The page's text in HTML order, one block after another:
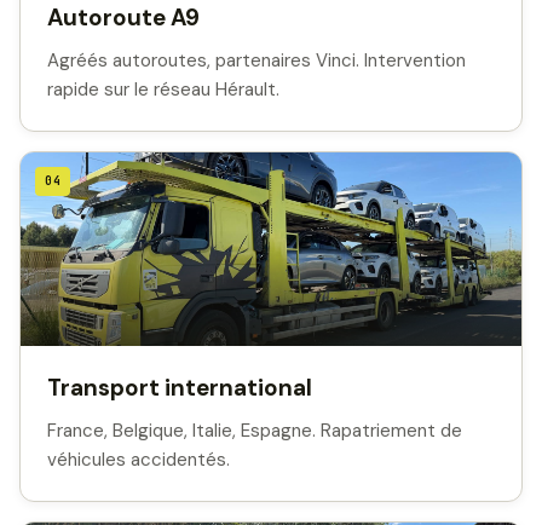
Autoroute A9
Agréés autoroutes, partenaires Vinci. Intervention
rapide sur le réseau Hérault.
04
Transport international
France, Belgique, Italie, Espagne. Rapatriement de
véhicules accidentés.